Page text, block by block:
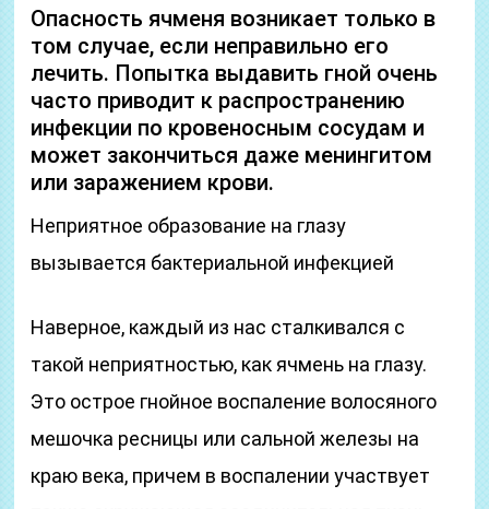
Опасность ячменя возникает только в
том случае, если неправильно его
лечить. Попытка выдавить гной очень
часто приводит к распространению
инфекции по кровеносным сосудам и
может закончиться даже менингитом
или заражением крови.
Неприятное образование на глазу
вызывается бактериальной инфекцией
Наверное, каждый из нас сталкивался с
такой неприятностью, как ячмень на глазу.
Это острое гнойное воспаление волосяного
мешочка ресницы или сальной железы на
краю века, причем в воспалении участвует